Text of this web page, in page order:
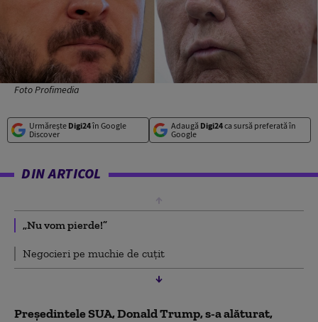
Foto Profimedia
Urmărește Digi24în Google
Discover
Adaugă Digi24ca sursă preferată în
Google
DIN ARTICOL
„Nu vom pierde!”
Negocieri pe muchie de cuțit
Preşedintele SUA, Donald Trump, s-a alăturat,